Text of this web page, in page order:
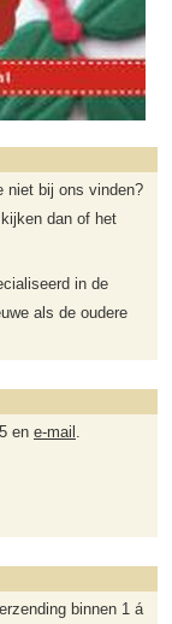
niet bij ons vinden?
dan of het
in de
als de oudere
en e-mail .
binnen 1 á